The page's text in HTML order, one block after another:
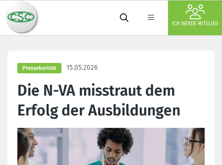
ICH WERDE MITGLIED
Pressebericht 15.05.2026
Die N-VA misstraut dem
Erfolg der Ausbildungen